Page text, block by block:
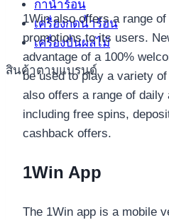
กาน้ำร้อน
เครื่องกดน้ำร้อน
เครื่องปั่นผลไม้
สินค้าตามแบรนด์
1Win also offers a range of
promotions to its users.
advantage of a 100%
be used to play a variety
also offers a range of daily
including free spins,
cashback offers.
1Win App
The 1Win app is a mobile